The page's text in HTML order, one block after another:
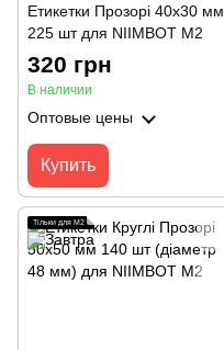
Етикетки Прозорі 40х30 мм
225 шт для NIIMBOT M2
320 грн
В наличии
Оптовые цены
Купить
Тільки для M2